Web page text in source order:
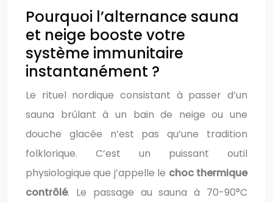
Pourquoi l’alternance sauna
et neige booste votre
système immunitaire
instantanément ?
Le rituel nordique consistant à passer d’un
sauna brûlant à un bain de neige ou une
douche glacée n’est pas qu’une tradition
folklorique. C’est un puissant outil
physiologique que j’appelle le choc thermique
contrôlé. Le passage au sauna à 70-90°C